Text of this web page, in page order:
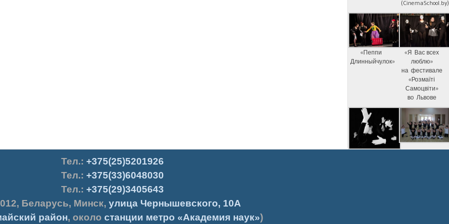
(CinemaSchool.by)
«Пеппи
Длинныйчулок»
«Я Вас всех
люблю»
на фестивале
«Розмаїті
Самоцвіти»
во Львове
Тел.: +375(25)5201926
Тел.: +375(33)6048030
Тел.: +375(29)3405643
, Беларусь, Минск, улица Чернышевского, 10А
район, около станции метро «Академия наук»)